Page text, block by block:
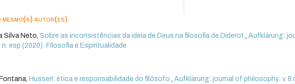
autor(es)
Silva Neto,Sobre as inconsistências da ideia de Deus na filosofia de Diderot ,Aufklärung:
esp (2020): Filosofia e Espiritualidade
Husserl: ética e responsabilidade do filósofo ,Aufklärung: journal of philosophy: v. 8